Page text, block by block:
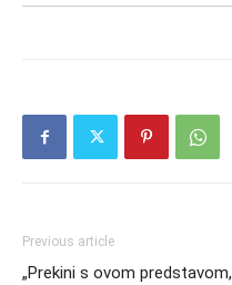
Previous article
„Prekini s ovom predstavom,